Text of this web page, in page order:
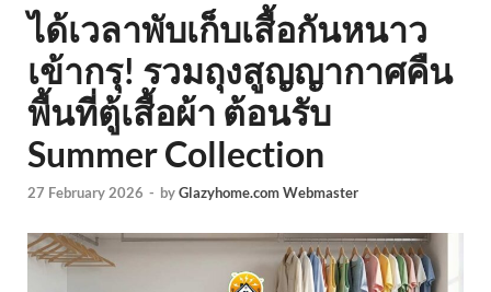
ได้เวลาพับเก็บเสื้อกันหนาว
เข้ากรุ! รวมถุงสูญญากาศคืน
พื้นที่ตู้เสื้อผ้า ต้อนรับ
Summer Collection
27 February 2026 - byGlazyhome.com Webmaster